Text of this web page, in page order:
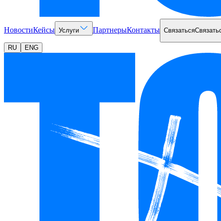
НовостиКейсы Услуги ПартнерыКонтакты Связаться
RU ENG